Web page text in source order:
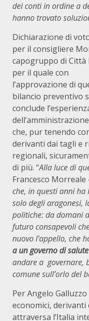
dei conti in ordine a
hanno trovato
Dichiarazione di
per il consigliere
capogruppo di Città
per il quale con
l’approvazione di
bilancio preventivo
conclude
che, pur tenendo
derivanti dai tagli e
regionali,
di più. “Alla luce di
Francesco Morreale
che, in questi anni ha
solo degli aragonesi,
politiche: da domani
futuro consapevoli
nuovo l’appello, che
a ungoverno di
andare a governare,
comune sull’orlo del
Per Angelo
economici,
attraversa l’Italia